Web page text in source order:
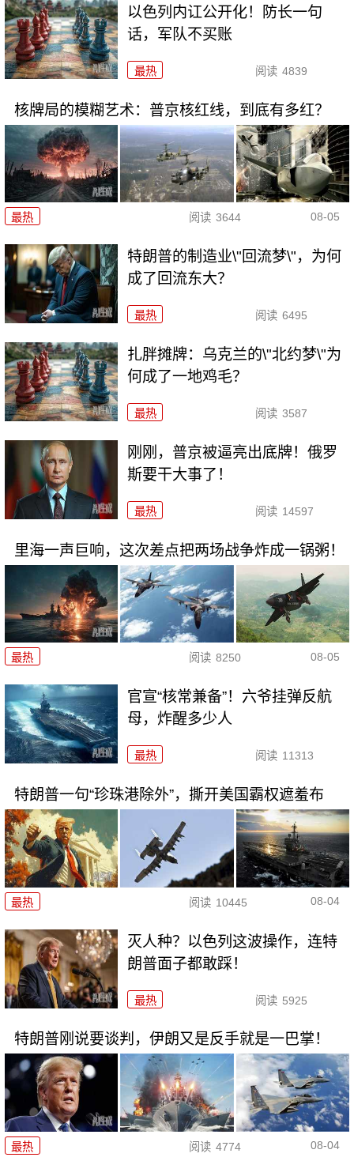
以色列内讧公开化！防长一句
话，军队不买账
最热 阅读 4839
核牌局的模糊艺术：普京核红线，到底有多红？
最热 阅读 3644 08-05
特朗普的制造业\"回流梦\"，为何
成了回流东大？
最热 阅读 6495
扎胖摊牌：乌克兰的\"北约梦\"为
何成了一地鸡毛？
最热 阅读 3587
刚刚，普京被逼亮出底牌！俄罗
斯要干大事了！
最热 阅读 14597
里海一声巨响，这次差点把两场战争炸成一锅粥！
最热 阅读 8250 08-05
官宣“核常兼备”！六爷挂弹反航
母，炸醒多少人
最热 阅读 11313
特朗普一句“珍珠港除外”，撕开美国霸权遮羞布
最热 阅读 10445 08-04
灭人种？以色列这波操作，连特
朗普面子都敢踩！
最热 阅读 5925
特朗普刚说要谈判，伊朗又是反手就是一巴掌！
最热 阅读 4774 08-04